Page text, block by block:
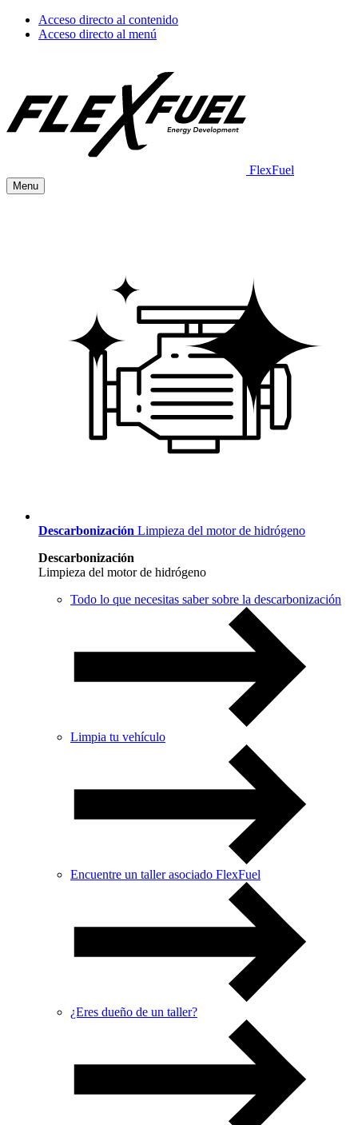
Acceso directo al contenido
Acceso directo al menú
FlexFuel
Menu
Descarbonización Limpieza del motor de hidrógeno
Descarbonización
Limpieza del motor de hidrógeno
Todo lo que necesitas saber sobre la descarbonización
Limpia tu vehículo
Encuentre un taller asociado FlexFuel
¿Eres dueño de un taller?